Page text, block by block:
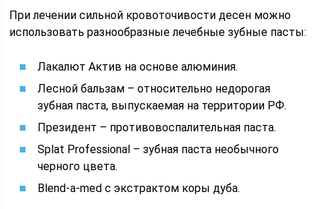
При лечении сильной кровоточивости десен можно
использовать разнообразные лечебные зубные пасты:
Лакалют Актив на основе алюминия.
Лесной бальзам – относительно недорогая
зубная паста, выпускаемая на территории РФ.
Президент – противовоспалительная паста.
Splat Professional – зубная паста необычного
черного цвета.
Blend-a-med с экстрактом коры дуба.